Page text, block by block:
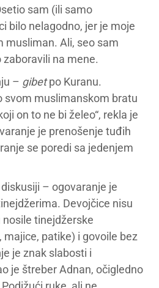
sam (ili samo
bilo nelagodno, jer je moje
musliman. Ali, seo sam
zaboravili na mene.
– gibetpo Kuranu.
svom muslimanskom bratu
on to ne bi želeo“, rekla je
je prenošenje tuđih
se poredi sa jedenjem
– ogovaranje je
Devojčice nisu
nosile tinejdžerske
majice, patike) i govoile bez
je znak slabosti i
je štreber Adnan, očigledno